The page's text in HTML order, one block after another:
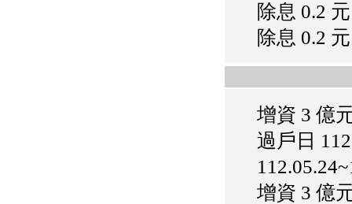
除息 0.2
除息 0.2
增資 3 億
過戶日
增資 3 億